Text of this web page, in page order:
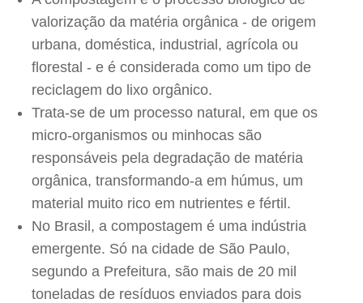
valorização da matéria orgânica - de origem
urbana, doméstica, industrial, agrícola ou
florestal - e é considerada como um tipo de
reciclagem do lixo orgânico.
Trata-se de um processo natural, em que os
micro-organismos ou minhocas são
responsáveis pela degradação de matéria
orgânica, transformando-a em húmus, um
material muito rico em nutrientes e fértil.
No Brasil, a compostagem é uma indústria
emergente. Só na cidade de São Paulo,
segundo a Prefeitura, são mais de 20 mil
toneladas de resíduos enviados para dois